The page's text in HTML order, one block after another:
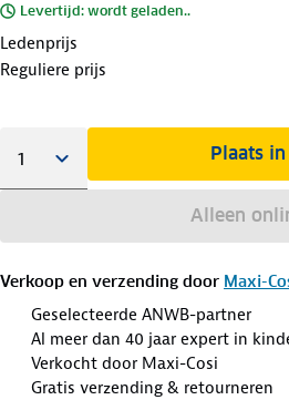
Levertijd: wordt geladen..
Ledenprijs
Reguliere prijs
Plaats
Alleen
Verkoop en verzending door Maxi-
Geselecteerde ANWB-partner
Al meer dan 40 jaar expert in
Verkocht door Maxi-Cosi
Gratis verzending & retourneren